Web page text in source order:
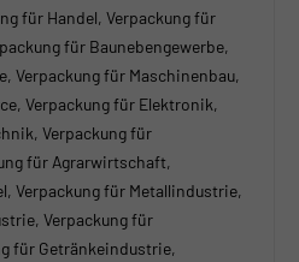
für Handel, Verpackung für
für Baunebengewerbe,
Verpackung für Maschinenbau,
Verpackung für Elektronik,
Verpackung für
für Agrarwirtschaft,
Verpackung für Metallindustrie,
Verpackung für
für Getränkeindustrie,